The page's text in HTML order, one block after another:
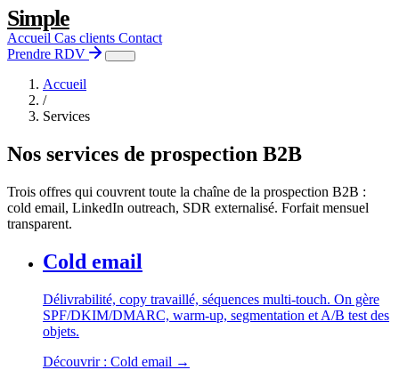
Aller au contenu
Simple
Accueil Cas clients Contact
Prendre RDV
Accueil
/
Services
Nos services de prospection B2B
Trois offres qui couvrent toute la chaîne de la prospection B2B :
cold email, LinkedIn outreach, SDR externalisé. Forfait mensuel
transparent.
Cold email
Délivrabilité, copy travaillé, séquences multi-touch. On gère
SPF/DKIM/DMARC, warm-up, segmentation et A/B test des
objets.
Découvrir : Cold email →